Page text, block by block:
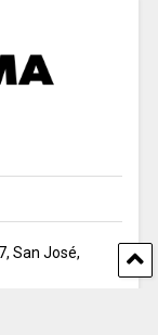
San José,